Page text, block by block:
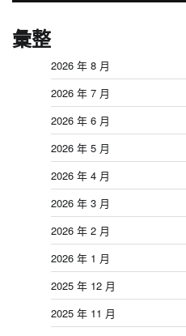
彙整
2026 年 8 月
2026 年 7 月
2026 年 6 月
2026 年 5 月
2026 年 4 月
2026 年 3 月
2026 年 2 月
2026 年 1 月
2025 年 12 月
2025 年 11 月